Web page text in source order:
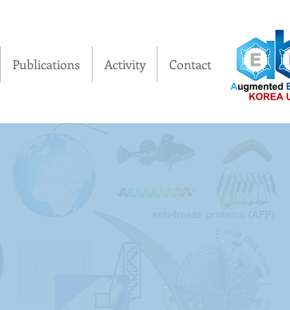
Publications Activity Contact